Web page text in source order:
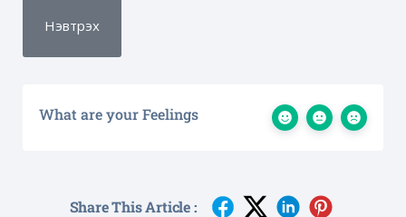
Нэвтрэх
What are your Feelings
Share This Article :